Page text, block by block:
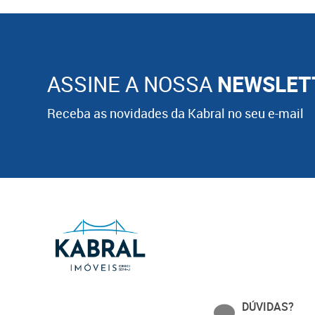
ASSINE A NOSSA
Receba as novidades da Kabral no seu e-mail
DÚVIDAS?